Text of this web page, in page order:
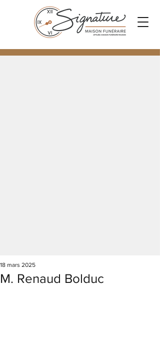
M. Renaud Bolduc
18 mars 2025